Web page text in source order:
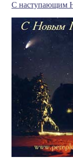
С наступающим